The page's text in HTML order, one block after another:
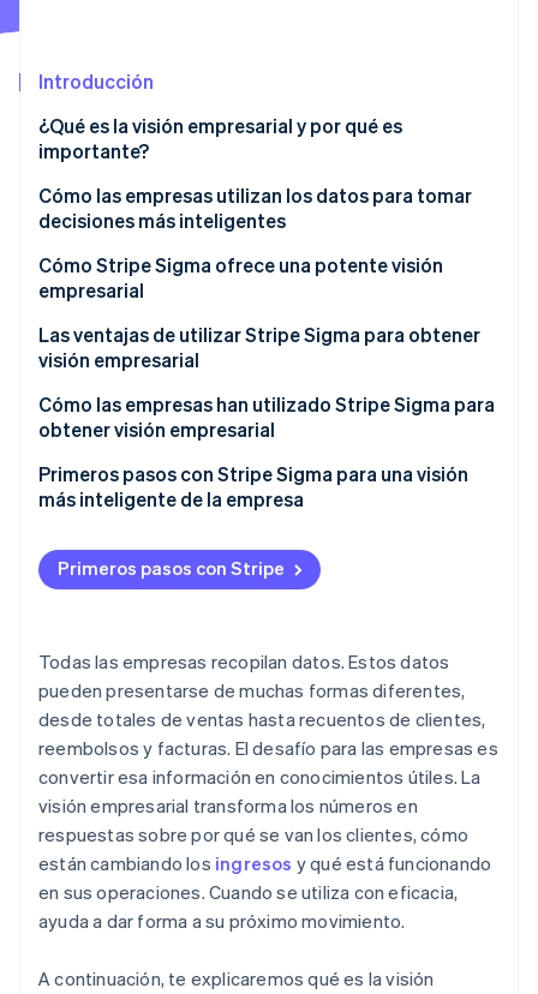
Atlas
Climate
Eliminación de dióxido de carbono
Identity
Verificación de identidad en línea
Sesiones de Stripe 2026
Mirar ahora
Socios
Introducción
¿Qué es la visión empresarial y por qué es
importante?
Cómo las empresas utilizan los datos para tomar
decisiones más inteligentes
Detectar tendencias en los ingresos, la pérdida y el
comportamiento de los clientes
Comprender los patrones de pago para refinar la
fijación de precios y el flujo de caja
Reducir el fraude y los contracargos con
información sobre las transacciones
Cómo Stripe Sigma ofrece una potente visión
empresarial
Respuestas casi en tiempo real en el Dashboard
Informes flexibles con SQL o lenguaje natural
Entrega de informes programada
Resultados compartidos entre equipos
Las ventajas de utilizar Stripe Sigma para obtener
visión empresarial
Cómo las empresas han utilizado Stripe Sigma para
obtener visión empresarial
Aceleración de los procesos financieros en Slack
Gestión de disputas en Green Flag
Acceso a información valiosa en Cloudbeds
Primeros pasos con Stripe Sigma para una visión
más inteligente de la empresa
Explora los informes rápidamente
Personaliza y refina
Primeros pasos con Stripe
Todas las empresas recopilan datos. Estos datos
pueden presentarse de muchas formas diferentes,
desde totales de ventas hasta recuentos de clientes,
reembolsos y facturas. El desafío para las empresas es
convertir esa información en conocimientos útiles. La
visión empresarial transforma los números en
respuestas sobre por qué se van los clientes, cómo
están cambiando los ingresos y qué está funcionando
en sus operaciones. Cuando se utiliza con eficacia,
ayuda a dar forma a su próximo movimiento.
A continuación, te explicaremos qué es la visión